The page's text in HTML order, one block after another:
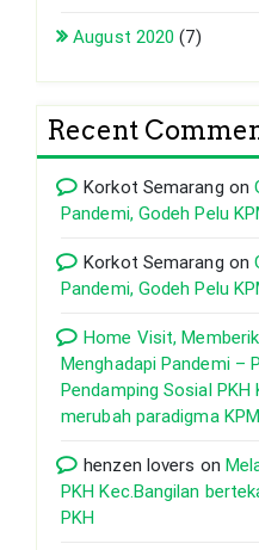
August 2020 (7)
Recent
Korkot Semarang on
Pandemi, Godeh Pelu
Korkot Semarang on
Pandemi, Godeh Pelu
Home Visit,
Menghadapi Pandemi –
Pendamping Sosial PKH
merubah paradigma
henzen lovers on
PKH Kec.Bangilan
PKH